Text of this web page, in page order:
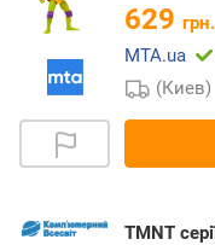
629 грн.
MTA.ua
(Киев)
TMNT